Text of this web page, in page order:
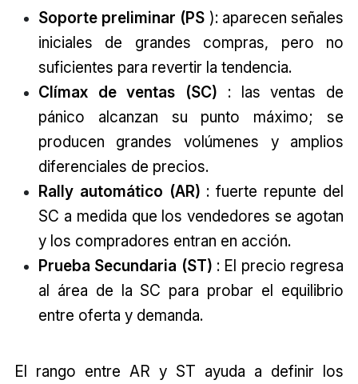
Soporte preliminar (PS ): aparecen señales
iniciales de grandes compras, pero no
suficientes para revertir la tendencia.
Clímax de ventas (SC) : las ventas de
pánico alcanzan su punto máximo; se
producen grandes volúmenes y amplios
diferenciales de precios.
Rally automático (AR) : fuerte repunte del
SC a medida que los vendedores se agotan
y los compradores entran en acción.
Prueba Secundaria (ST) : El precio regresa
al área de la SC para probar el equilibrio
entre oferta y demanda.
El rango entre AR y ST ayuda a definir los